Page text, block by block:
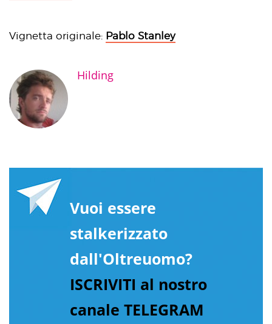
Vignetta originale: Pablo Stanley
Hilding
Vuoi essere
stalkerizzato
dall'Oltreuomo?
ISCRIVITI al nostro
canale TELEGRAM